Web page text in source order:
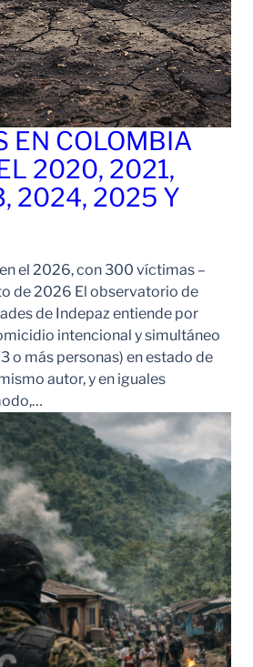
EN COLOMBIA
2020, 2021,
2024, 2025 Y
el 2026, con 300 víctimas –
de 2026 El observatorio de
de Indepaz entiende por
intencional y simultáneo
o más personas) en estado de
autor, y en iguales